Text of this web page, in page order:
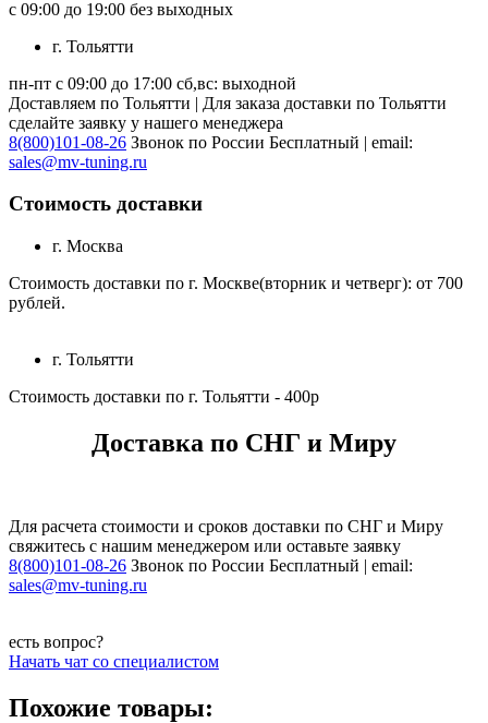
с 09:00 до 19:00 без выходных
г. Тольятти
пн-пт с 09:00 до 17:00 сб,вс: выходной
Доставляем по Тольятти | Для заказа доставки по Тольятти
сделайте заявку у нашего менеджера
8(800)101-08-26 Звонок по России Бесплатный | email:
sales@mv-tuning.ru
Стоимость доставки
г. Москва
Стоимость доставки по г. Москве(вторник и четверг): от 700
рублей.
г. Тольятти
Стоимость доставки по г. Тольятти - 400р
Доставка по СНГ и Миру
Для расчета стоимости и сроков доставки по СНГ и Миру
свяжитесь с нашим менеджером или оставьте заявку
8(800)101-08-26 Звонок по России Бесплатный | email:
sales@mv-tuning.ru
есть вопрос?
Начать чат со специалистом
Похожие товары: